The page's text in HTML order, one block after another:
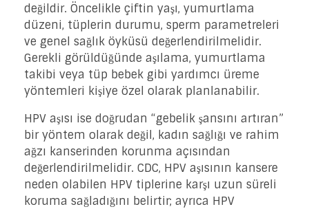
değildir. Öncelikle çiftin yaşı, yumurtlama
düzeni, tüplerin durumu, sperm parametreleri
ve genel sağlık öyküsü değerlendirilmelidir.
Gerekli görüldüğünde aşılama, yumurtlama
takibi veya tüp bebek gibi yardımcı üreme
yöntemleri kişiye özel olarak planlanabilir.
HPV aşısı ise doğrudan “gebelik şansını artıran”
bir yöntem olarak değil, kadın sağlığı ve rahim
ağzı kanserinden korunma açısından
değerlendirilmelidir. CDC, HPV aşısının kansere
neden olabilen HPV tiplerine karşı uzun süreli
koruma sağladığını belirtir; ayrıca HPV